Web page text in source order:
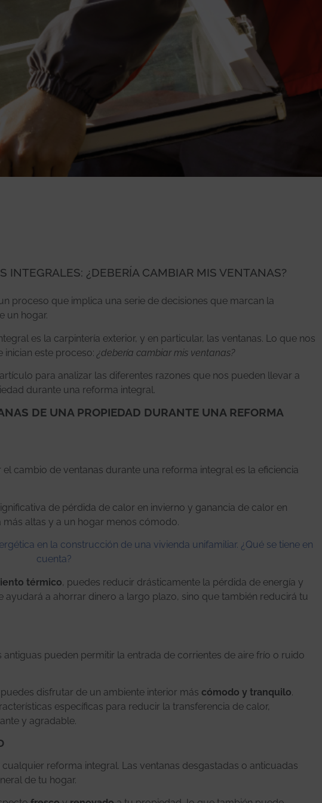
INTEGRALES: ¿DEBERÍA CAMBIAR MIS VENTANAS?
proceso que implica una serie de decisiones que marcan la
un hogar.
es la carpintería exterior, y en particular, las ventanas. Lo que nos
este proceso: ¿debería cambiar mis ventanas?
para analizar las diferentes razones que nos pueden llevar a
durante una reforma integral.
DE UNA PROPIEDAD DURANTE UNA REFORMA
cambio de ventanas durante una reforma integral es la eficiencia
de pérdida de calor en invierno y ganancia de calor en
altas y a un hogar menos cómodo.
en la construcción de una vivienda unifamiliar. ¿Qué se tiene en
cuenta?
térmico, puedes reducir drásticamente la pérdida de energía y
ayudará a ahorrar dinero a largo plazo, sino que también reducirá tu
pueden permitir la entrada de corrientes de aire frío o ruido
disfrutar de un ambiente interior más cómodo y tranquilo.
específicas para reducir la transferencia de calor,
y agradable.
reforma integral. Las ventanas desgastadas o anticuadas
de tu hogar.